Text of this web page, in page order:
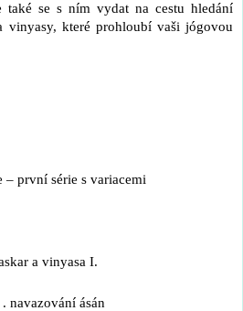
také se s ním vydat na cestu hledání
vinyasy, které prohloubí vaši jógovou
– první série s variacemi
a vinyasa I.
navazování ásán